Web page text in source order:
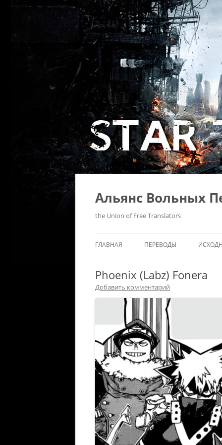
Альянс Вольных
the Union of Free Translators
ГЛАВНАЯ ПЕРЕВОДЫ
Phoenix (Labz) Fonera
Добавить комментарий